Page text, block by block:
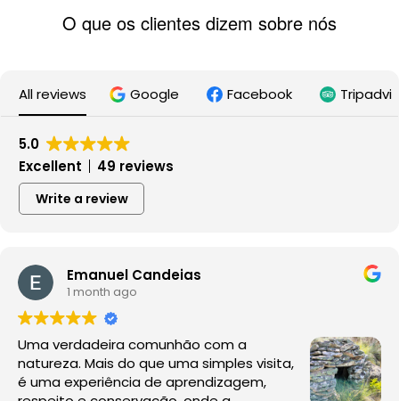
O que os clientes dizem sobre nós
All reviews Google Facebook
5.0
Excellent
49 reviews
Write a review
Emanuel Candeias
1 month ago
Uma verdadeira comunhão com a
natureza. Mais do que uma simples visita,
é uma experiência de aprendizagem,